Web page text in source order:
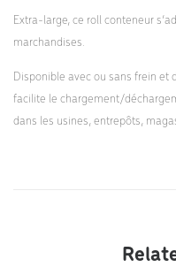
Extra-large, ce roll conteneur
marchandises.
Disponible avec ou sans frein
facilite le chargement/
dans les usines, entrepôts,